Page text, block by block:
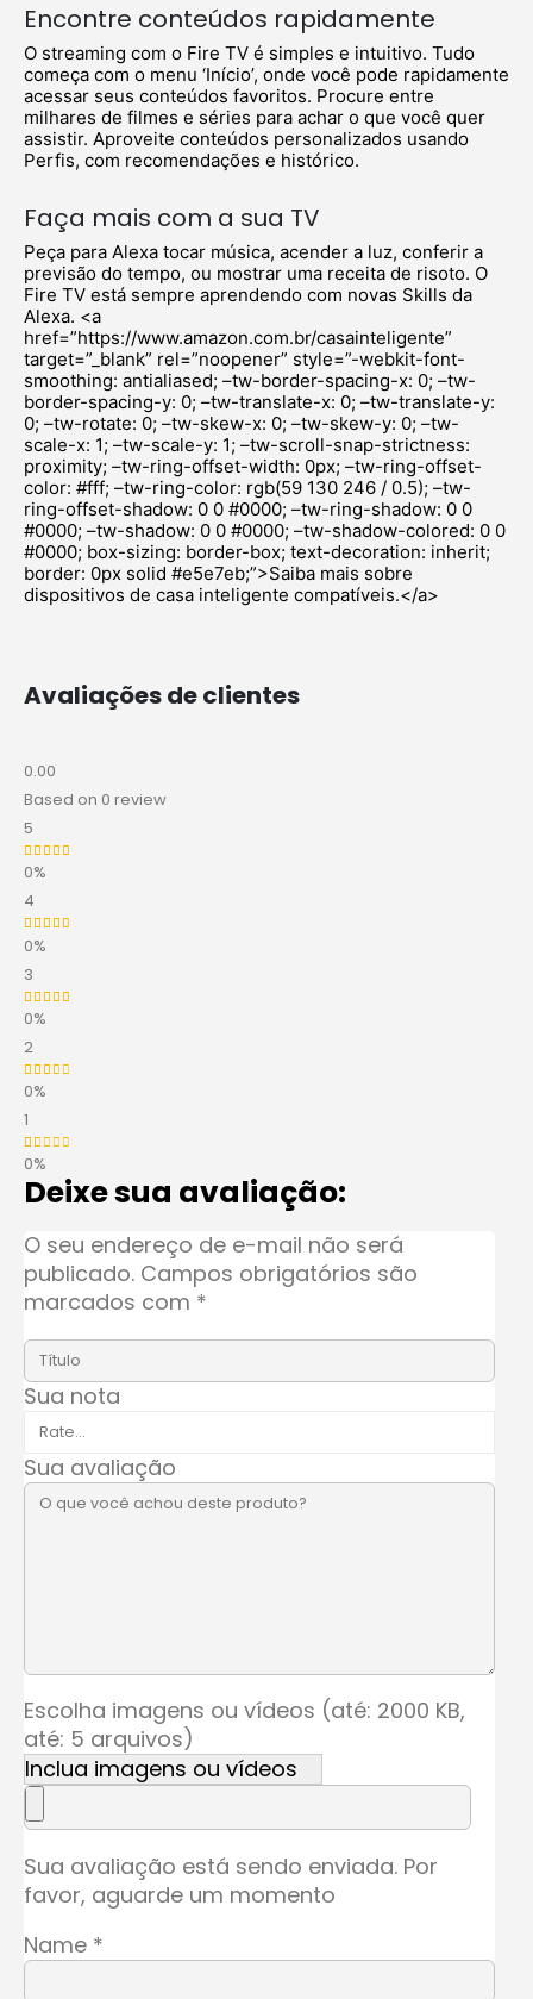
Encontre conteúdos rapidamente
O streaming com o Fire TV é simples e intuitivo. Tudo
começa com o menu ‘Início’, onde você pode rapidamente
acessar seus conteúdos favoritos. Procure entre
milhares de filmes e séries para achar o que você quer
assistir. Aproveite conteúdos personalizados usando
Perfis, com recomendações e histórico.
Faça mais com a sua TV
Peça para Alexa tocar música, acender a luz, conferir a
previsão do tempo, ou mostrar uma receita de risoto. O
Fire TV está sempre aprendendo com novas Skills da
Alexa. <a
href=”https://www.amazon.com.br/casainteligente”
target=”_blank” rel=”noopener” style=”-webkit-font-
smoothing: antialiased; –tw-border-spacing-x: 0; –tw-
border-spacing-y: 0; –tw-translate-x: 0; –tw-translate-y:
0; –tw-rotate: 0; –tw-skew-x: 0; –tw-skew-y: 0; –tw-
scale-x: 1; –tw-scale-y: 1; –tw-scroll-snap-strictness:
proximity; –tw-ring-offset-width: 0px; –tw-ring-offset-
color: #fff; –tw-ring-color: rgb(59 130 246 / 0.5); –tw-
ring-offset-shadow: 0 0 #0000; –tw-ring-shadow: 0 0
#0000; –tw-shadow: 0 0 #0000; –tw-shadow-colored: 0 0
#0000; box-sizing: border-box; text-decoration: inherit;
border: 0px solid #e5e7eb;”>Saiba mais sobre
dispositivos de casa inteligente compatíveis.</a>
Avaliações de clientes
0.00
Based on 0 review
5
Avaliação
0%
4
Avaliação
0%
3
Avaliação
0%
2
Avaliação
0%
1
Avaliação
0%
Deixe sua avaliação:
O seu endereço de e-mail não será
publicado. Campos obrigatórios são
marcados com *
Sua nota
Sua avaliação
Escolha imagens ou vídeos (até: 2000 KB,
até: 5 arquivos)
Inclua imagens ou vídeos
Sua avaliação está sendo enviada. Por
favor, aguarde um momento
Name *